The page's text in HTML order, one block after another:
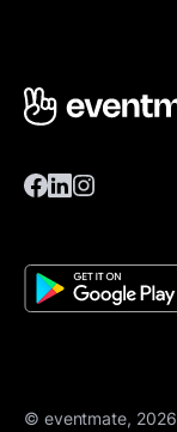
© eventmate, 2026